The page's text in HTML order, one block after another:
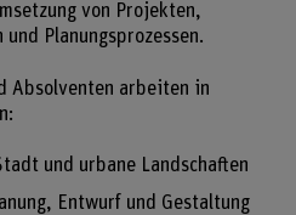
von Projekten,
Planungsprozessen.
Absolventen arbeiten in
und urbane Landschaften
Entwurf und Gestaltung